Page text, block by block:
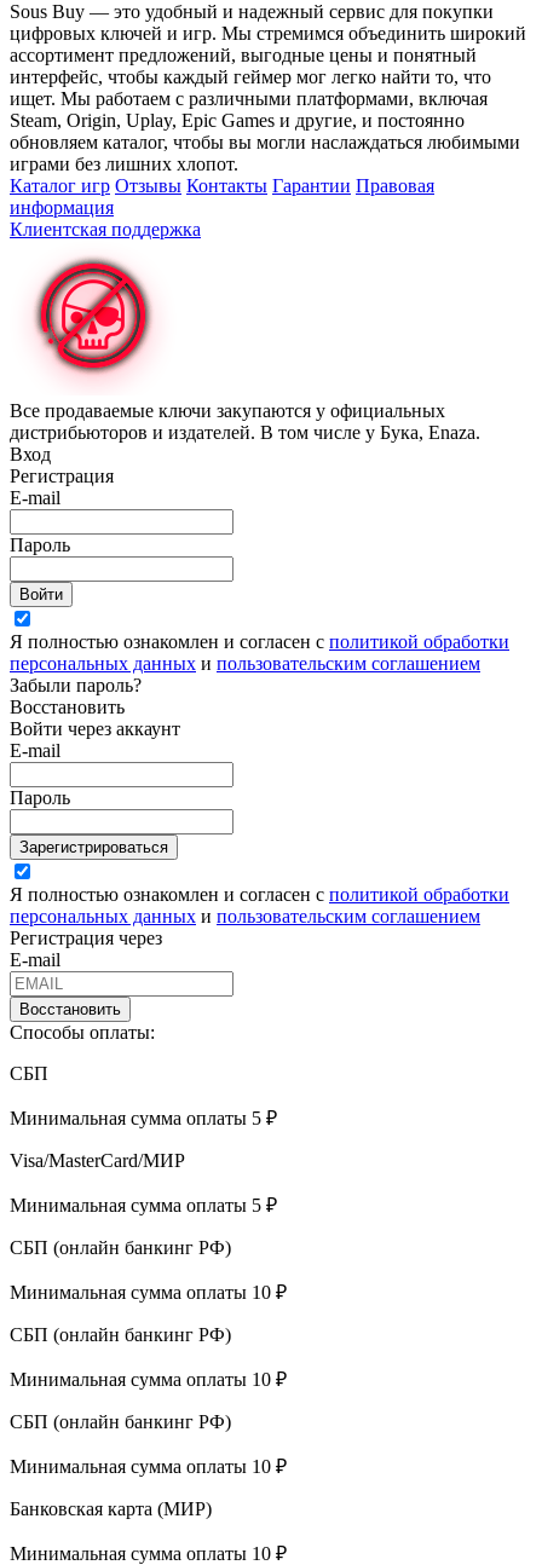
Sous Buy — это удобный и надежный сервис для покупки
цифровых ключей и игр. Мы стремимся объединить широкий
ассортимент предложений, выгодные цены и понятный
интерфейс, чтобы каждый геймер мог легко найти то, что
ищет. Мы работаем с различными платформами, включая
Steam, Origin, Uplay, Epic Games и другие, и постоянно
обновляем каталог, чтобы вы могли наслаждаться любимыми
играми без лишних хлопот.
Каталог игр Отзывы Контакты Гарантии Правовая
информация
Клиентская поддержка
Все продаваемые ключи закупаются у официальных
дистрибьюторов и издателей. В том числе у Бука, Enaza.
Вход
Регистрация
E-mail
Пароль
Войти
Я полностью ознакомлен и согласен с политикой обработки
персональных данных и пользовательским соглашением
Забыли пароль?
Восстановить
Войти через аккаунт
E-mail
Пароль
Зарегистрироваться
Я полностью ознакомлен и согласен с политикой обработки
персональных данных и пользовательским соглашением
Регистрация через
E-mail
Восстановить
Способы оплаты:
СБП
Минимальная сумма оплаты 5 ₽
Visa/MasterCard/МИР
Минимальная сумма оплаты 5 ₽
СБП (онлайн банкинг РФ)
Минимальная сумма оплаты 10 ₽
СБП (онлайн банкинг РФ)
Минимальная сумма оплаты 10 ₽
СБП (онлайн банкинг РФ)
Минимальная сумма оплаты 10 ₽
Банковская карта (МИР)
Минимальная сумма оплаты 10 ₽